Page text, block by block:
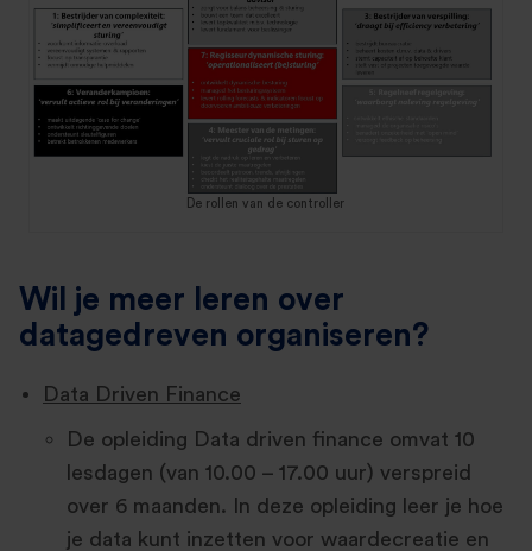
De rollen van de controller
Wil je meer leren over
datagedreven organiseren?
Data Driven Finance
De opleiding Data driven finance omvat 10
lesdagen (van 10.00 – 17.00 uur) verspreid
over 6 maanden. In deze opleiding leer je hoe
je data kunt inzetten voor waardecreatie en